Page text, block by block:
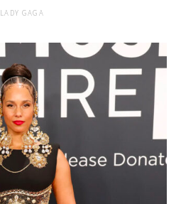
LADY GAGA